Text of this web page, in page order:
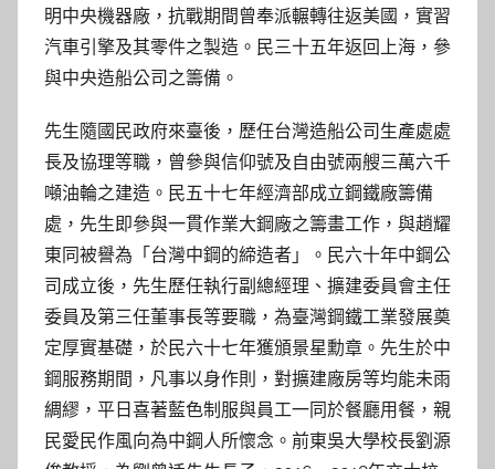
明中央機器廠，抗戰期間曾奉派輾轉往返美國，實習
汽車引擎及其零件之製造。民三十五年返回上海，參
與中央造船公司之籌備。
先生隨國民政府來臺後，歷任台灣造船公司生產處處
長及協理等職，曾參與信仰號及自由號兩艘三萬六千
噸油輪之建造。民五十七年經濟部成立鋼鐵廠籌備
處，先生即參與一貫作業大鋼廠之籌畫工作，與趙耀
東同被譽為「台灣中鋼的締造者」。民六十年中鋼公
司成立後，先生歷任執行副總經理、擴建委員會主任
委員及第三任董事長等要職，為臺灣鋼鐵工業發展奠
定厚實基礎，於民六十七年獲頒景星勳章。先生於中
鋼服務期間，凡事以身作則，對擴建廠房等均能未雨
綢繆，平日喜著藍色制服與員工一同於餐廳用餐，親
民愛民作風向為中鋼人所懷念。前東吳大學校長劉源